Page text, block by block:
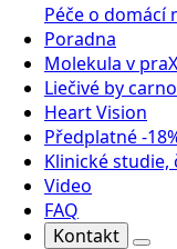
Péče o domácí
Poradna
Molekula v
Liečivé by
Heart Vision
Předplatné -
Klinické studie,
Video
FAQ
Kontakt